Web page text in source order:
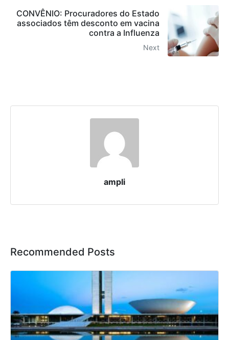
CONVÊNIO: Procuradores do Estado
associados têm desconto em vacina
contra a Influenza
Next
ampli
Recommended Posts